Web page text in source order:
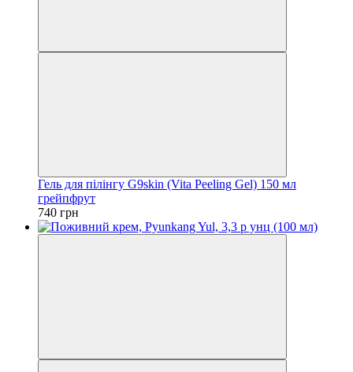
Гель для пілінгу G9skin (Vita Peeling Gel) 150 мл
грейпфрут
740 грн